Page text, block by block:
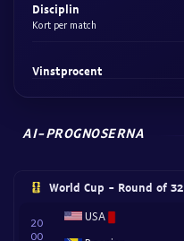
Disciplin
Kort per match
Vinstprocent
AI-PROGNOSERNA
World Cup - Round of 32
20
00
USA